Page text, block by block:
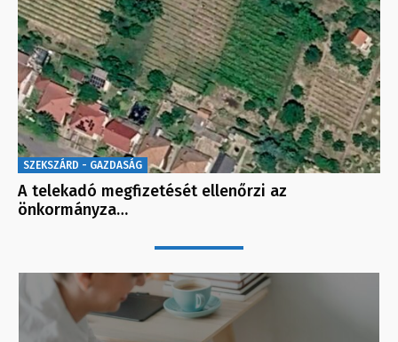
SZEKSZÁRD - GAZDASÁG
A telekadó megfizetését ellenőrzi az
önkormányza…